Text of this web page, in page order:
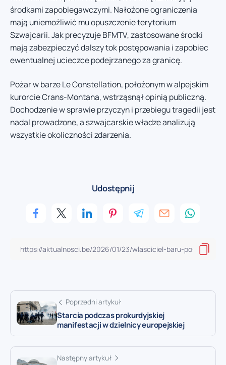
środkami zapobiegawczymi. Nałożone ograniczenia
mają uniemożliwić mu opuszczenie terytorium
Szwajcarii. Jak precyzuje BFMTV, zastosowane środki
mają zabezpieczyć dalszy tok postępowania i zapobiec
ewentualnej ucieczce podejrzanego za granicę.
Pożar w barze Le Constellation, położonym w alpejskim
kurorcie Crans-Montana, wstrząsnął opinią publiczną.
Dochodzenie w sprawie przyczyn i przebiegu tragedii jest
nadal prowadzone, a szwajcarskie władze analizują
wszystkie okoliczności zdarzenia.
Udostępnij
Poprzedni artykuł
Starcia podczas prokurdyjskiej
manifestacji w dzielnicy europejskiej
Następny artykuł